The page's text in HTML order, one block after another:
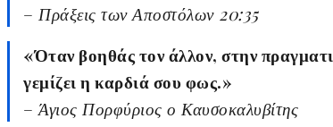
– Πράξεις των Αποστόλων 20:35
«Όταν βοηθάς τον άλλον, στην
γεμίζει η καρδιά σου φως.»
– Άγιος Πορφύριος ο Καυσοκαλυβίτης